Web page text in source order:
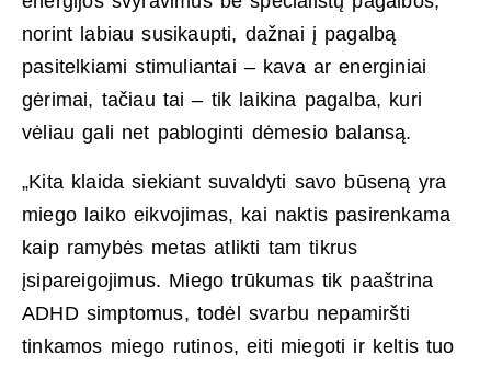
norint labiau susikaupti, dažnai į pagalbą
pasitelkiami stimuliantai – kava ar energiniai
gėrimai, tačiau tai – tik laikina pagalba, kuri
vėliau gali net pabloginti dėmesio balansą.
„Kita klaida siekiant suvaldyti savo būseną yra
miego laiko eikvojimas, kai naktis pasirenkama
kaip ramybės metas atlikti tam tikrus
įsipareigojimus. Miego trūkumas tik paaštrina
ADHD simptomus, todėl svarbu nepamiršti
tinkamos miego rutinos, eiti miegoti ir keltis tuo